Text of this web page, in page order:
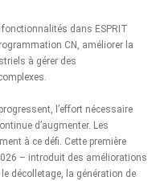
fonctionnalités dans ESPRIT
CN, améliorer la
à gérer des
l’effort nécessaire
d’augmenter. Les
à ce défi. Cette première
– introduit des améliorations
décolletage, la génération de